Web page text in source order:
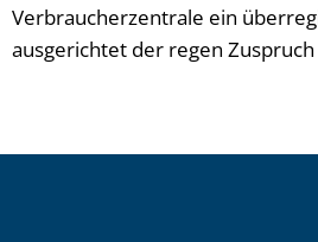
Verbraucherzentrale ein
ausgerichtet der regen